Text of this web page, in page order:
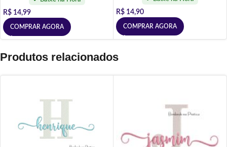
R$ 14,99
COMPRAR AGORA
R$ 14,90
COMPRAR AGORA
Produtos relacionados